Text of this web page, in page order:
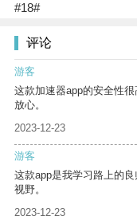
#18#
评论
游客
这款加速器app的安全性
放心。
2023-12-23
游客
这款app是我学习路上的
视野。
2023-12-23